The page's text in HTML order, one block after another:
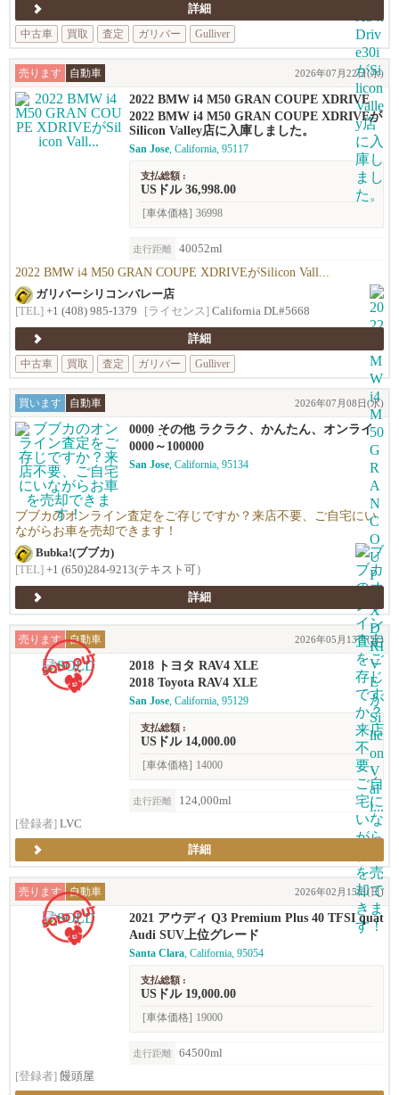
詳細
中古車
買取 査定 ガリバー Gulliver
売ります 自動車 2026年07月22日(水)
2022 BMW i4 M50 GRAN COUPE XDRIVE
2022 BMW i4 M50 GRAN COUPE XDRIVEが
Silicon Valley店に入庫しました。
San Jose, California, 95117
支払総額 :
USドル 36,998.00
[車体価格] 36998
走行距離 40052ml
2022 BMW i4 M50 GRAN COUPE XDRIVEがSilicon Vall...
ガリバーシリコンバレー店
[TEL] +1 (408) 985-1379 [ライセンス] California DL#5668
詳細
中古車
買取 査定 ガリバー Gulliver
買います 自動車 2026年07月08日(水)
0000 その他 ラクラク、かんたん、オンライ
ン査定！
0000～100000
San Jose, California, 95134
ブブカのオンライン査定をご存じですか？来店不要、ご自宅にい
ながらお車を売却できます！
Bubka!(ブブカ)
[TEL] +1 (650)284-9213(テキスト可）
詳細
売ります 自動車 2026年05月13日(水)
2018 トヨタ RAV4 XLE
2018 Toyota RAV4 XLE
San Jose, California, 95129
支払総額 :
USドル 14,000.00
[車体価格] 14000
走行距離
124,000ml
[登録者] LVC
詳細
売ります 自動車 2026年02月15日(日)
2021 アウディ Q3 Premium Plus 40 TFSI quat
tro (2.0T)
Audi SUV上位グレード
Santa Clara, California, 95054
支払総額 :
USドル 19,000.00
[車体価格] 19000
走行距離
64500ml
[登録者] 饅頭屋